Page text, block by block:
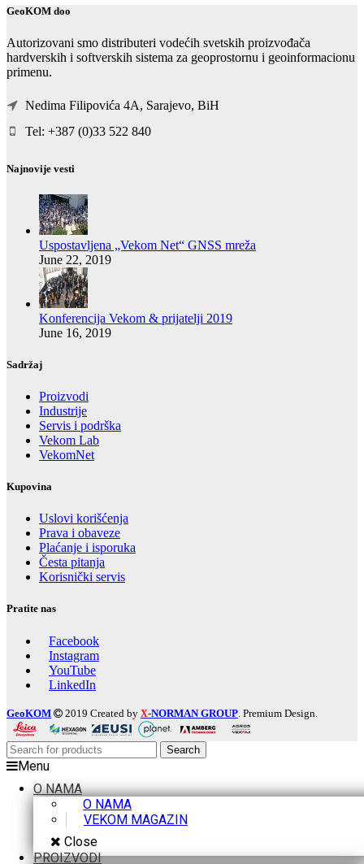
GeoKOM doo
Autorizovani smo distributeri vodećih svetskih proizvođača
hardverskih i softverskih sistema za geoprostornu i geoinformacionu
primenu.
Nedima Filipovića 4A, Sarajevo, BiH
Tel: +387 (0)33 522 840
Najnovije vesti
Uspostavljena „Vekom Net“ GNSS mreža
June 22, 2019
Konferencija Vekom & prijatelji 2019
June 16, 2019
Sadržaj
Proizvodi
Industrije
Servis i podrška
Vekom Lab
VekomNet
Kupovina
Uslovi korišćenja
Prava i obaveze
Plaćanje i isporuka
Česta pitanja
Korisnički servis
Pratite nas
Facebook
Instagram
YouTube
LinkedIn
GeoKOM 2019 Created by X-NORMAN GROUP . Premium Design.
Search
Menu
O NAMA
O NAMA
VEKOM MAGAZIN
Close
PROIZVODI